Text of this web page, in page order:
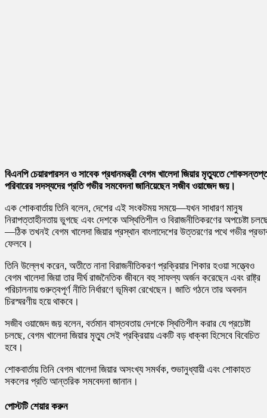
বিএনপি চেয়ারপারসন ও সাবেক প্রধানমন্ত্রী বেগম খালেদা জিয়ার মৃত্যুতে
পরিবারের সদস্যদের প্রতি গভীর সমবেদনা জানিয়েছেন সজীব ওয়াজেদ জয়।
এক শোকবার্তায় তিনি বলেন, দেশের এই সংকটময় সময়ে—যখন সাধারণ মানুষ
নিরাপত্তাহীনতায় ভুগছে এবং দেশকে অস্থিতিশীল ও বিরাজনীতিকরণের অপচেষ্টা
—ঠিক তখনই বেগম খালেদা জিয়ার প্রস্থান বাংলাদেশের উত্তরণের পথে গভীর
ফেলবে।
তিনি উল্লেখ করেন, অতীতে নানা বিরাজনীতিকরণ প্রক্রিয়ার শিকার হওয়া সত্ত্বেও
বেগম খালেদা জিয়া তার দীর্ঘ রাজনৈতিক জীবনে বহু সাফল্য অর্জন করেছেন এবং রাষ্ট্র
পরিচালনায় গুরুত্বপূর্ণ নীতি নির্ধারণে ভূমিকা রেখেছেন। জাতি গঠনে তার অবদান
চিরস্মরণীয় হয়ে থাকবে।
সজীব ওয়াজেদ জয় বলেন, বর্তমান বাস্তবতায় দেশকে স্থিতিশীল করার যে প্রচেষ্টা
চলছে, বেগম খালেদা জিয়ার মৃত্যু সেই প্রক্রিয়ায় একটি বড় ধাক্কা হিসেবে বিবেচিত
হবে।
শোকবার্তায় তিনি বেগম খালেদা জিয়ার অসংখ্য সমর্থক, শুভানুধ্যায়ী এবং শোকাহত
সকলের প্রতি আন্তরিক সমবেদনা জানান।
পোস্টটি শেয়ার করুন